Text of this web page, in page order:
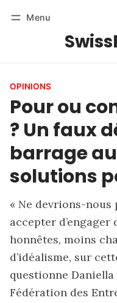
Menu
Se connecter
OPINIONS
Pour ou
? Un faux
barrage
solutions
« Ne devrions-nous
accepter
honnêtes, moins
d’idéalisme, sur
questionne
Fédération des